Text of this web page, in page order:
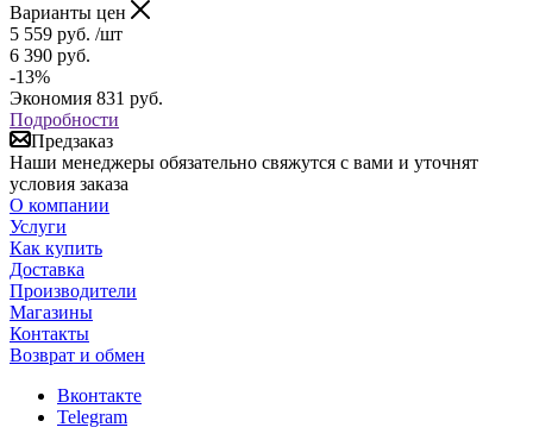
Варианты цен
5 559 руб. /шт
6 390 руб.
-13%
Экономия 831 руб.
Подробности
Предзаказ
Наши менеджеры обязательно свяжутся с вами и уточнят
условия заказа
О компании
Услуги
Как купить
Доставка
Производители
Магазины
Контакты
Возврат и обмен
Вконтакте
Telegram